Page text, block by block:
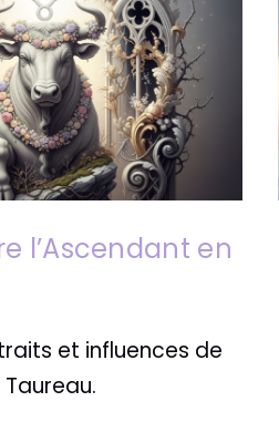
l’Ascendant en
et influences de